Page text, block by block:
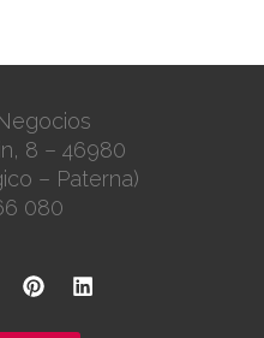
8 – 46980
– Paterna)
080